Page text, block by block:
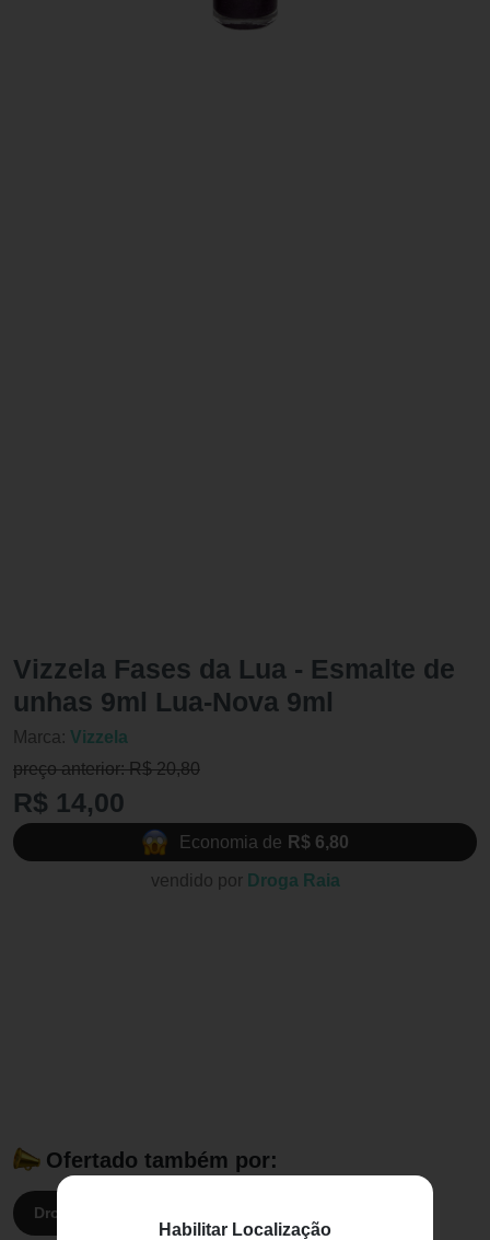
Habilitar Localização
Vizzela Fases da Lua - Esmalte de
unhas 9ml Lua-Nova 9ml
Marca: Vizzela
preço anterior: R$ 20,80
R$ 14,00
Economia de R$ 6,80
vendido por Droga Raia
Ofertado também por:
Droga Raia: